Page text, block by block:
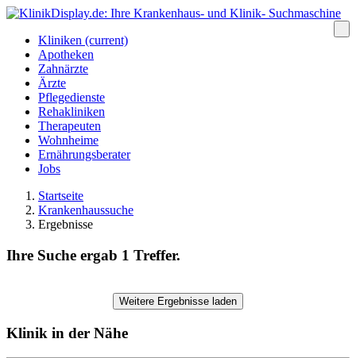
Kliniken (current)
Apotheken
Zahnärzte
Ärzte
Pflegedienste
Rehakliniken
Therapeuten
Wohnheime
Ernährungsberater
Jobs
Startseite
Krankenhaussuche
Ergebnisse
Ihre Suche ergab 1 Treffer.
Weitere Ergebnisse laden
Klinik in der Nähe